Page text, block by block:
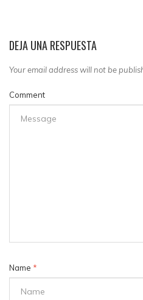
DEJA UNA RESPUESTA
Your email address will not be
Comment
Name *